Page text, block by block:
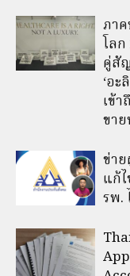
ภา
โล
คู่สั
‘อ
เข้
ขา
ข่า
แก้
รพ.